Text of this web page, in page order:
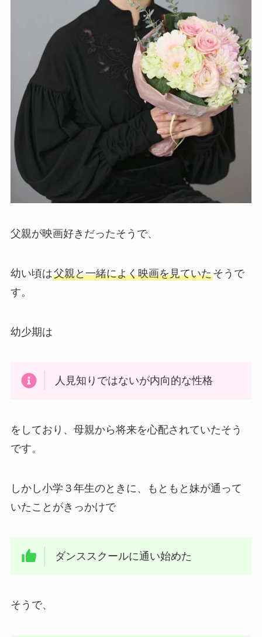
父親が映画好きだったそうで、
幼い頃は父親と一緒によく映画を見ていたそうで
す。
幼少期は
人見知りではないが内向的な性格
をしており、母親から将来を心配されていたそう
です。
しかし小学３年生のときに、もともと妹が通って
いたことがきっかけで
ダンススクールに通い始めた
そうで、